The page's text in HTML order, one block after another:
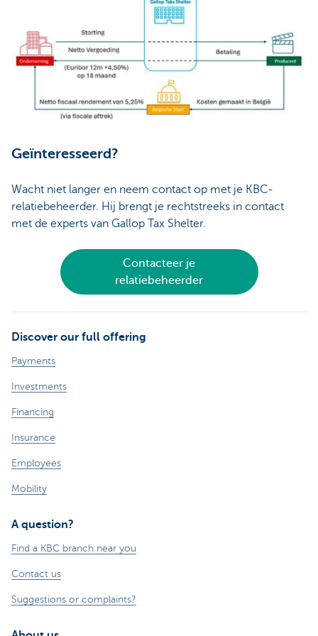
Geïnteresseerd?
Wacht niet langer en neem contact op met je KBC-
relatiebeheerder. Hij brengt je rechtstreeks in contact
met de experts van Gallop Tax Shelter.
Contacteer je
relatiebeheerder
Discover our full offering
Payments
Investments
Financing
Insurance
Employees
Mobility
A question?
Find a KBC branch near you
Contact us
Suggestions or complaints?